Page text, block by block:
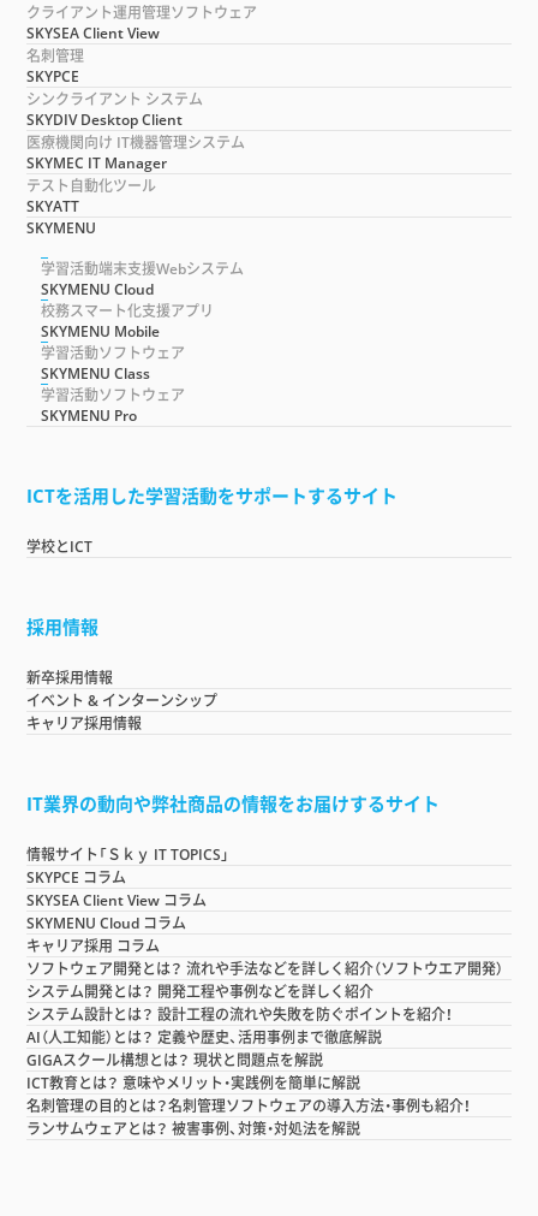
クライアント運用管理ソフトウェア
SKYSEA Client View
名刺管理
SKYPCE
シンクライアント システム
SKYDIV Desktop Client
医療機関向け IT機器管理システム
SKYMEC IT Manager
テスト自動化ツール
SKYATT
SKYMENU
学習活動端末支援Webシステム
SKYMENU Cloud
校務スマート化支援アプリ
SKYMENU Mobile
学習活動ソフトウェア
SKYMENU Class
学習活動ソフトウェア
SKYMENU Pro
ICTを活用した学習活動をサポートするサイト
学校とICT
採用情報
新卒採用情報
イベント & インターンシップ
キャリア採用情報
IT業界の動向や弊社商品の情報をお届けするサイト
情報サイト「Ｓｋｙ IT TOPICS」
SKYPCE コラム
SKYSEA Client View コラム
SKYMENU Cloud コラム
キャリア採用 コラム
ソフトウェア開発とは？ 流れや手法などを詳しく紹介（ソフトウエア開発）
システム開発とは？ 開発工程や事例などを詳しく紹介
システム設計とは？ 設計工程の流れや失敗を防ぐポイントを紹介！
AI（人工知能）とは？ 定義や歴史、活用事例まで徹底解説
GIGAスクール構想とは？ 現状と問題点を解説
ICT教育とは？ 意味やメリット・実践例を簡単に解説
名刺管理の目的とは？名刺管理ソフトウェアの導入方法・事例も紹介！
ランサムウェアとは？ 被害事例、対策・対処法を解説